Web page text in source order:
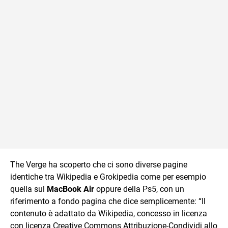
The Verge ha scoperto che ci sono diverse pagine
identiche tra Wikipedia e Grokipedia come per esempio
quella sul MacBook Air oppure della Ps5, con un
riferimento a fondo pagina che dice semplicemente: “Il
contenuto è adattato da Wikipedia, concesso in licenza
con licenza Creative Commons Attribuzione-Condividi allo